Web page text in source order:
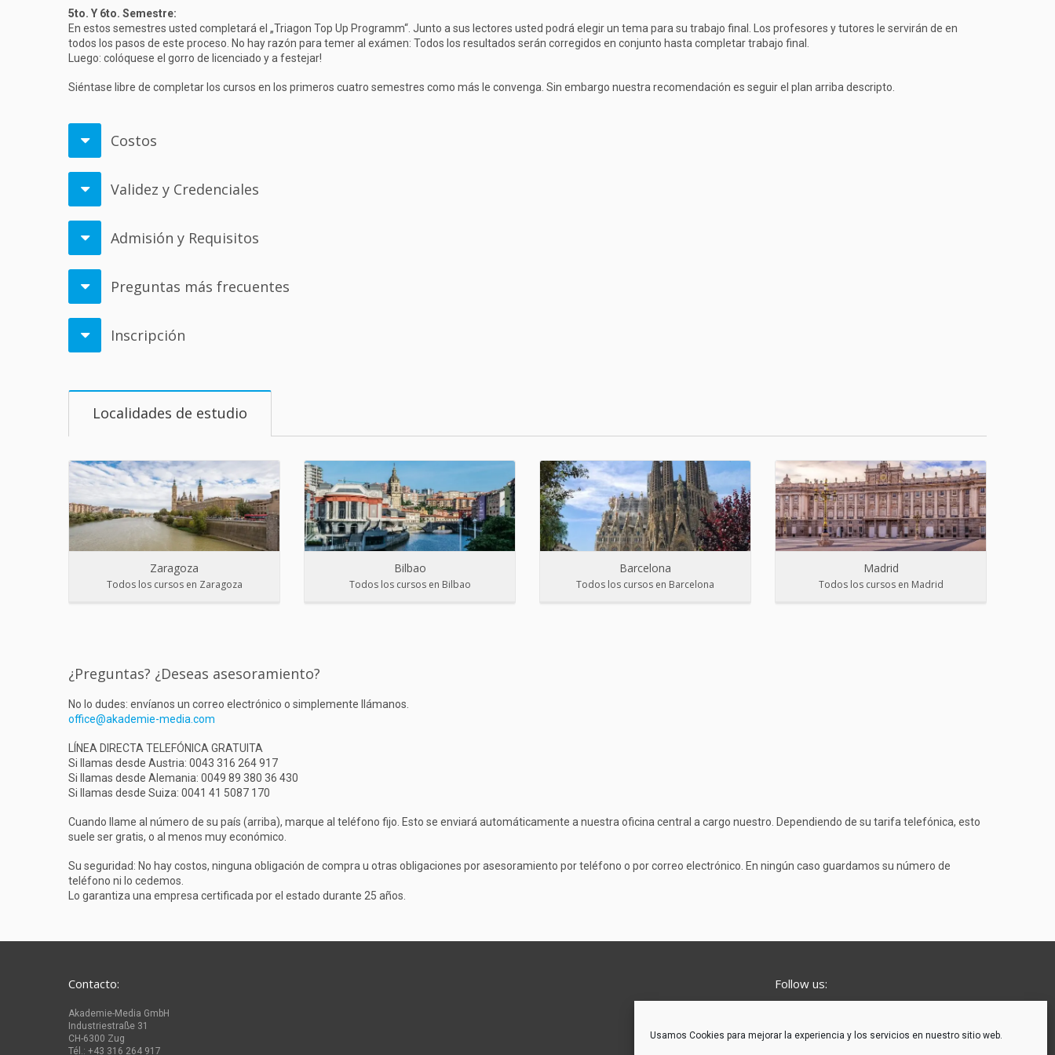
Usamos Cookies para mejorar la experiencia y los servicios en nuestro sitio web.
5to. Y 6to. Semestre:
En estos semestres usted completará el „Triagon Top Up Programm“. Junto a sus lectores usted podrá elegir un tema para su trabajo final. Los profesores y tutores le servirán de en
todos los pasos de este proceso. No hay razón para temer al exámen: Todos los resultados serán corregidos en conjunto hasta completar trabajo final.
Luego: colóquese el gorro de licenciado y a festejar!
Siéntase libre de completar los cursos en los primeros cuatro semestres como más le convenga. Sin embargo nuestra recomendación es seguir el plan arriba descripto.
Costos
Validez y Credenciales
Admisión y Requisitos
Preguntas más frecuentes
Inscripción
Localidades de estudio
Zaragoza
Todos los cursos en Zaragoza
Bilbao
Todos los cursos en Bilbao
Barcelona
Todos los cursos en Barcelona
Madrid
Todos los cursos en Madrid
¿Preguntas? ¿Deseas asesoramiento?
No lo dudes: envíanos un correo electrónico o simplemente llámanos.
office@akademie-media.com
LÍNEA DIRECTA TELEFÓNICA GRATUITA
Si llamas desde Austria: 0043 316 264 917
Si llamas desde Alemania: 0049 89 380 36 430
Si llamas desde Suiza: 0041 41 5087 170
Cuando llame al número de su país (arriba), marque al teléfono fijo. Esto se enviará automáticamente a nuestra oficina central a cargo nuestro. Dependiendo de su tarifa telefónica, esto
suele ser gratis, o al menos muy económico.
Su seguridad: No hay costos, ninguna obligación de compra u otras obligaciones por asesoramiento por teléfono o por correo electrónico. En ningún caso guardamos su número de
teléfono ni lo cedemos.
Lo garantiza una empresa certificada por el estado durante 25 años.
Contacto:
Akademie-Media GmbH
Industriestraße 31
CH-6300 Zug
Tél.: +43 316 264 917
Follow us: